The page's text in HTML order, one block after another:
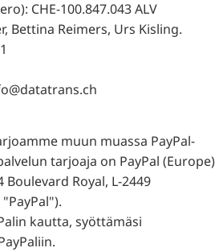
CHE-100.847.043 ALV
Bettina Reimers, Urs Kisling.
muun muassa PayPal-
tarjoaja on PayPal (Europe)
Boulevard Royal, L-2449
kautta, syöttämäsi